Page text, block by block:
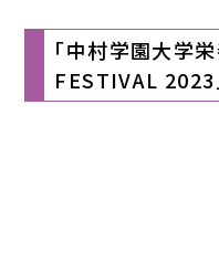
「中村学園大学
FESTIVAL 2023